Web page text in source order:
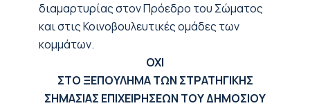
διαμαρτυρίας στον Πρόεδρο του Σώματος
και στις Κοινοβουλευτικές ομάδες των
κομμάτων.
ΟΧΙ
ΣΤΟ ΞΕΠΟΥΛΗΜΑ ΤΩΝ ΣΤΡΑΤΗΓΙΚΗΣ
ΣΗΜΑΣΙΑΣ ΕΠΙΧΕΙΡΗΣΕΩΝ ΤΟΥ ΔΗΜΟΣΙΟΥ